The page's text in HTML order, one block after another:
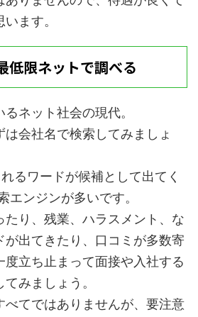
ます。
低限ネットで調べる
ネット社会の現代。
は会社名で検索してみましょ
るワードが候補として出てく
エンジンが多いです。
たり、残業、ハラスメント、な
が出てきたり、口コミが多数寄
立ち止まって面接や入社する
みましょう。
べてではありませんが、要注意